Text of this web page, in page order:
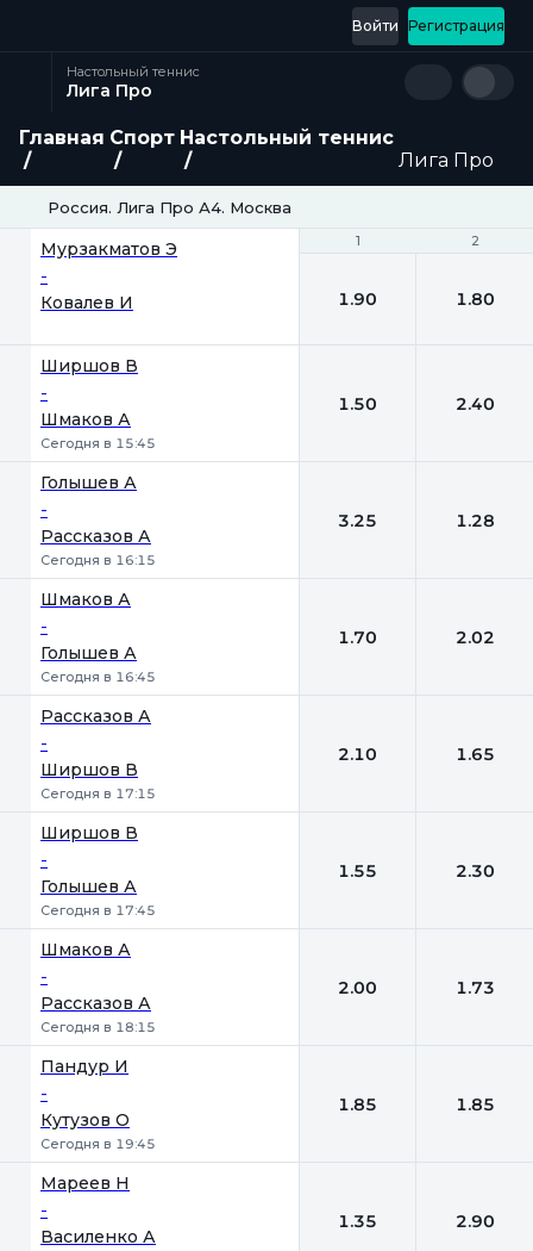
Регистрация
Войти
Настольный теннис
Лига Про
Главная Спорт Настольный теннис
Лига Про
Россия. Лига Про А4. Москва
1 2
Мурзакматов Э
-
Ковалев И
1 2
1.90 1.80
Ширшов В
-
Шмаков А
Сегодня в 15:45
1.50 2.40
Голышев А
-
Рассказов А
Сегодня в 16:15
3.25 1.28
Шмаков А
-
Голышев А
Сегодня в 16:45
1.70 2.02
Рассказов А
-
Ширшов В
Сегодня в 17:15
2.10 1.65
Ширшов В
-
Голышев А
Сегодня в 17:45
1.55 2.30
Шмаков А
-
Рассказов А
Сегодня в 18:15
2.00 1.73
Пандур И
-
Кутузов О
Сегодня в 19:45
1.85 1.85
Мареев Н
-
Василенко А
1.35 2.90